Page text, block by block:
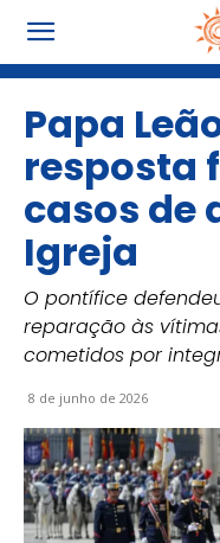
Papa
resposta
casos de
Igreja
O pontífice
reparação às
cometidos por
8 de junho de 2026